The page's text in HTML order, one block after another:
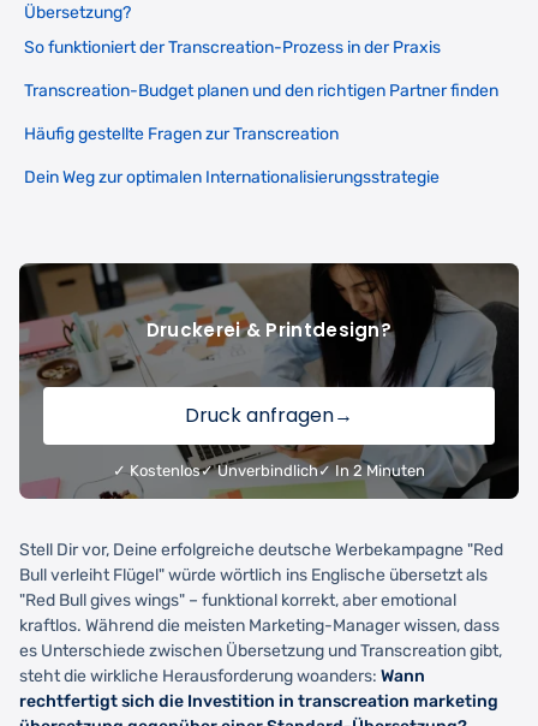
Übersetzung?
So funktioniert der Transcreation-Prozess in der Praxis
Transcreation-Budget planen und den richtigen Partner finden
Häufig gestellte Fragen zur Transcreation
Dein Weg zur optimalen Internationalisierungsstrategie
Druckerei & Printdesign?
Druck anfragen→
✓ Kostenlos✓ Unverbindlich✓ In 2 Minuten
Stell Dir vor, Deine erfolgreiche deutsche Werbekampagne "Red
Bull verleiht Flügel" würde wörtlich ins Englische übersetzt als
"Red Bull gives wings" – funktional korrekt, aber emotional
kraftlos. Während die meisten Marketing-Manager wissen, dass
es Unterschiede zwischen Übersetzung und Transcreation gibt,
steht die wirkliche Herausforderung woanders: Wann
rechtfertigt sich die Investition in transcreation marketing